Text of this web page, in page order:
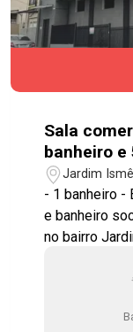
Sala
banheiro e
Ismênia
Jardim
- 1 banheiro -
e banheiro social Prédio comercial para
no bairro Jardim
Vila
completo nos arredores.